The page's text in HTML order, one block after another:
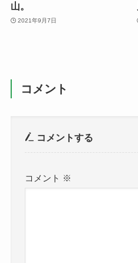
山。
2021年9月7日
コメント
コメントする
コメント ※